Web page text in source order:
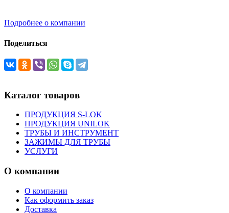
Подробнее о компании
Поделиться
Каталог товаров
ПРОДУКЦИЯ S-LOK
ПРОДУКЦИЯ UNILOK
ТРУБЫ И ИНСТРУМЕНТ
ЗАЖИМЫ ДЛЯ ТРУБЫ
УСЛУГИ
О компании
О компании
Как оформить заказ
Доставка